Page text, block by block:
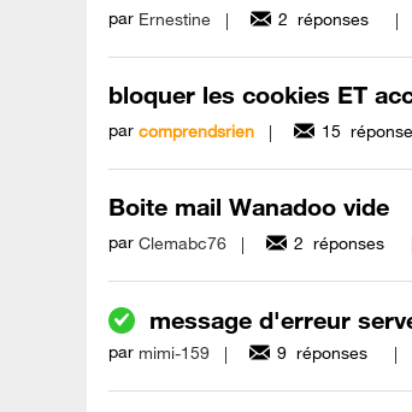
par Ernestine 2 réponses
bloquer les cookies ET
par comprendsrien 15
Boite mail Wanadoo vide
par Clemabc76 2 réponses
message d'erreur
par mimi-159 9 réponses